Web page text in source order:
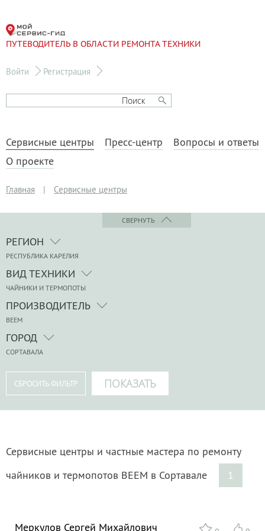
ПУТЕВОДИТЕЛЬ В ОБЛАСТИ РЕМОНТА ТЕХНИКИ
Войти Регистрация
Сервисные центры Пресс-центр
Вопросы и ответы
О проекте
Главная | Сервисные центры
СВЕРНУТЬ
РЕГИОН
РЕСПУБЛИКА КАРЕЛИЯ
ВИД ТЕХНИКИ
ЧАЙНИКИ И ТЕРМОПОТЫ
ПРОИЗВОДИТЕЛЬ
BEEM
ГОРОД
СОРТАВАЛА
Сервисные центры и частные мастера по ремонту
чайников и термопотов BEEM в Сортавале
1
Меркулов Сергей Михайлович